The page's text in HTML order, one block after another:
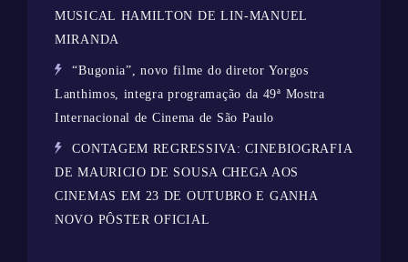
MUSICAL HAMILTON DE LIN-MANUEL
MIRANDA
“Bugonia”, novo filme do diretor Yorgos
Lanthimos, integra programação da 49ª Mostra
Internacional de Cinema de São Paulo
CONTAGEM REGRESSIVA: CINEBIOGRAFIA
DE MAURICIO DE SOUSA CHEGA AOS
CINEMAS EM 23 DE OUTUBRO E GANHA
NOVO PÔSTER OFICIAL